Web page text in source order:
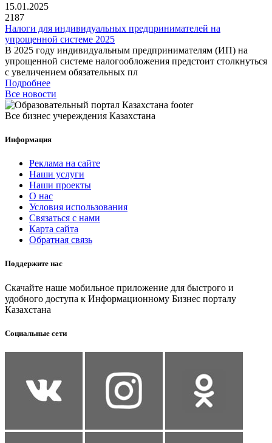
15.01.2025
2187
Налоги для индивидуальных предпринимателей на
упрощенной системе 2025
В 2025 году индивидуальным предпринимателям (ИП) на
упрощенной системе налогообложения предстоит столкнуться
с увеличением обязательных пл
Подробнее
Все новости
Все бизнес учереждения Казахстана
Информация
Реклама на сайте
Наши услуги
Наши проекты
О нас
Условия использования
Связаться с нами
Карта сайта
Обратная связь
Поддержите нас
Скачайте наше мобильное приложение для быстрого и
удобного доступа к Информационному Бизнес порталу
Казахстана
Социальные сети